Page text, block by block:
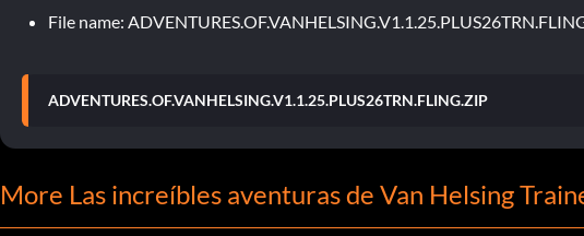
File name:
ADVENTURES.OF.VANHELSING.V1.1.25.PLUS26TRN.FLING.ZIP
More Las increíbles aventuras de Van Helsing